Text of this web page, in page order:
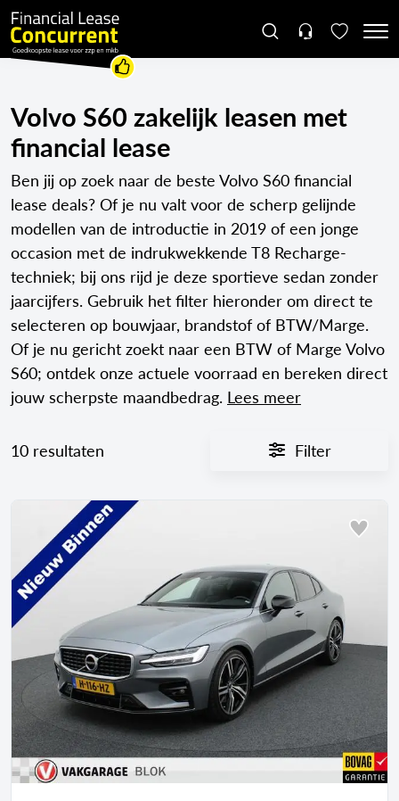
Volvo S60 zakelijk leasen met
financial lease
Ben jij op zoek naar de beste Volvo S60 financial
lease deals? Of je nu valt voor de scherp gelijnde
modellen van de introductie in 2019 of een jonge
occasion met de indrukwekkende T8 Recharge-
techniek; bij ons rijd je deze sportieve sedan zonder
jaarcijfers. Gebruik het filter hieronder om direct te
selecteren op bouwjaar, brandstof of BTW/Marge.
Of je nu gericht zoekt naar een BTW of Marge Volvo
S60; ontdek onze actuele voorraad en bereken direct
jouw scherpste maandbedrag. Lees meer
10 resultaten Filter